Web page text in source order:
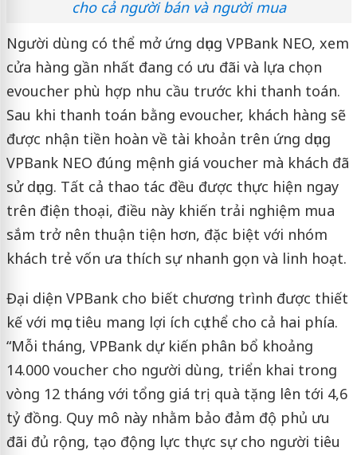
cho cả người bán và người mua
Người dùng có thể mở ứng dụng VPBank NEO, xem
cửa hàng gần nhất đang có ưu đãi và lựa chọn
evoucher phù hợp nhu cầu trước khi thanh toán.
Sau khi thanh toán bằng evoucher, khách hàng sẽ
được nhận tiền hoàn về tài khoản trên ứng dụng
VPBank NEO đúng mệnh giá voucher mà khách đã
sử dụng. Tất cả thao tác đều được thực hiện ngay
trên điện thoại, điều này khiến trải nghiệm mua
sắm trở nên thuận tiện hơn, đặc biệt với nhóm
khách trẻ vốn ưa thích sự nhanh gọn và linh hoạt.
Đại diện VPBank cho biết chương trình được thiết
kế với mục tiêu mang lợi ích cụ thể cho cả hai phía.
“Mỗi tháng, VPBank dự kiến phân bổ khoảng
14.000 voucher cho người dùng, triển khai trong
vòng 12 tháng với tổng giá trị quà tặng lên tới 4,6
tỷ đồng. Quy mô này nhằm bảo đảm độ phủ ưu
đãi đủ rộng, tạo động lực thực sự cho người tiêu